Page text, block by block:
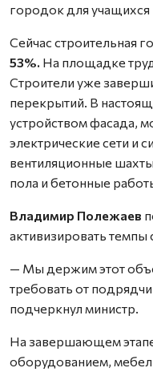
городок для
Сейчас строительная
53%. На площадке
Строители уже
перекрытий. В
устройством фасада,
электрические сети и
вентиляционные
пола и бетонные
Владимир Полежаев
активизировать темпы
— Мы держим этот
требовать от
подчеркнул министр.
На завершающем
оборудованием,